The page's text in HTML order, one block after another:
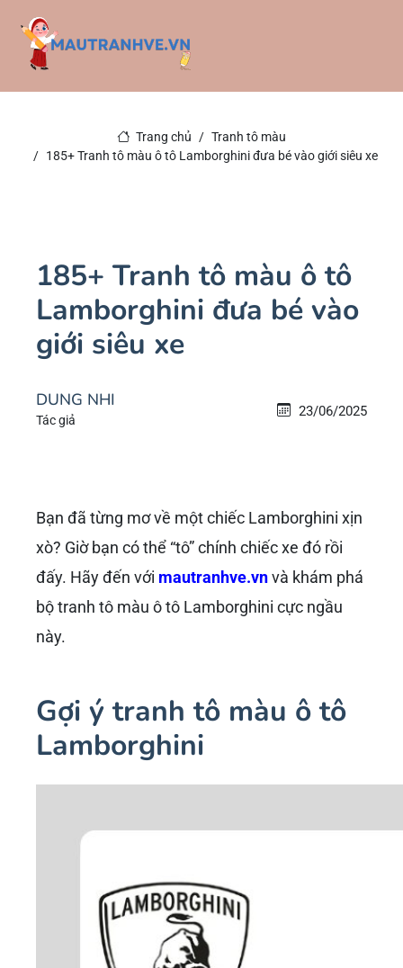
Trang chủ
Tranh tô màu
185+ Tranh tô màu ô tô Lamborghini đưa bé vào giới siêu xe
185+ Tranh tô màu ô tô
Lamborghini đưa bé vào
giới siêu xe
DUNG NHI
Tác giả
23/06/2025
Bạn đã từng mơ về một chiếc Lamborghini xịn
xò? Giờ bạn có thể “tô” chính chiếc xe đó rồi
đấy. Hãy đến với mautranhve.vnvà khám phá
bộ tranh tô màu ô tô Lamborghini cực ngầu
này.
Gợi ý tranh tô màu ô tô
Lamborghini